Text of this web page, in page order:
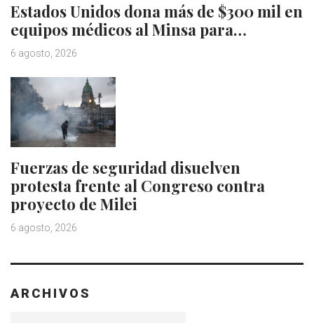
Estados Unidos dona más de $300 mil en
equipos médicos al Minsa para…
6 agosto, 2026
Fuerzas de seguridad disuelven
protesta frente al Congreso contra
proyecto de Milei
6 agosto, 2026
ARCHIVOS